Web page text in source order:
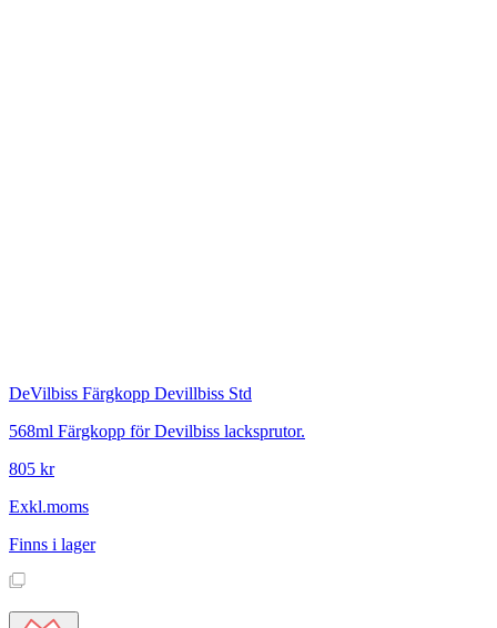
DeVilbiss Färgkopp Devillbiss Std
568ml Färgkopp för Devilbiss lacksprutor.
805 kr
Exkl.moms
Finns i lager